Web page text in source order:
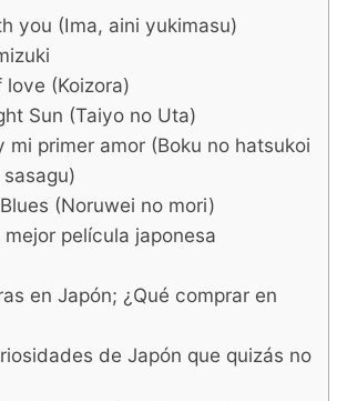
you (Ima, aini yukimasu)
love (Koizora)
Sun (Taiyo no Uta)
mi primer amor (Boku no hatsukoi
(Noruwei no mori)
mejor película japonesa
en Japón; ¿Qué comprar en
de Japón que quizás no